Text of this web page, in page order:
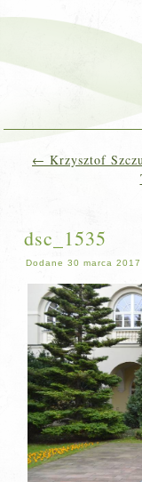
← Krzysztof
dsc_1535
Dodane 30 marca 2017